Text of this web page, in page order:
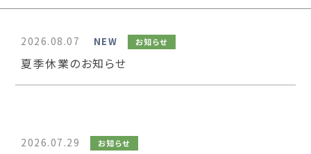
2026.08.07 NEW お知らせ
夏季休業のお知らせ
2026.07.29 お知らせ